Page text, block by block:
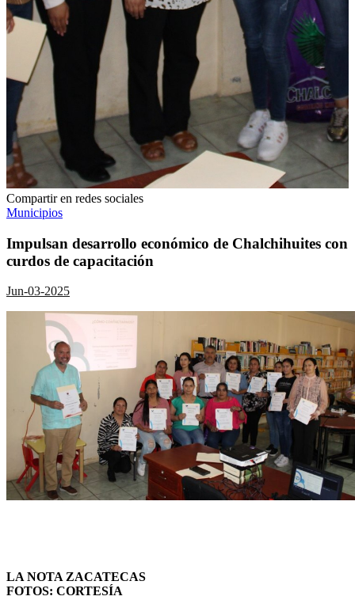
Compartir en redes sociales
Municipios
Impulsan desarrollo económico de Chalchihuites con
curdos de capacitación
Jun-03-2025
LA NOTA ZACATECAS
FOTOS: CORTESÍA